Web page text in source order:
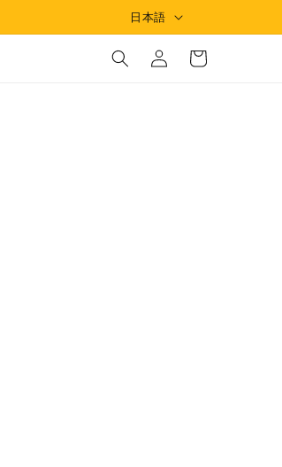
言
語
日本語
ロ
グ
イ
カ
ー